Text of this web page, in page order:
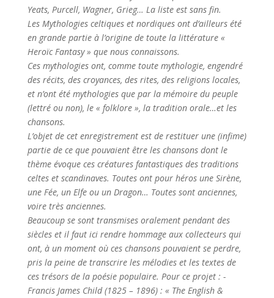
Yeats, Purcell, Wagner, Grieg… La liste est sans fin.
Les Mythologies celtiques et nordiques ont d’ailleurs été
en grande partie à l’origine de toute la littérature «
Heroïc Fantasy » que nous connaissons.
Ces mythologies ont, comme toute mythologie, engendré
des récits, des croyances, des rites, des religions locales,
et n’ont été mythologies que par la mémoire du peuple
(lettré ou non), le « folklore », la tradition orale…et les
chansons.
L’objet de cet enregistrement est de restituer une (infime)
partie de ce que pouvaient être les chansons dont le
thème évoque ces créatures fantastiques des traditions
celtes et scandinaves. Toutes ont pour héros une Sirène,
une Fée, un Elfe ou un Dragon… Toutes sont anciennes,
voire très anciennes.
Beaucoup se sont transmises oralement pendant des
siècles et il faut ici rendre hommage aux collecteurs qui
ont, à un moment où ces chansons pouvaient se perdre,
pris la peine de transcrire les mélodies et les textes de
ces trésors de la poésie populaire. Pour ce projet : -
Francis James Child (1825 – 1896) : « The English &